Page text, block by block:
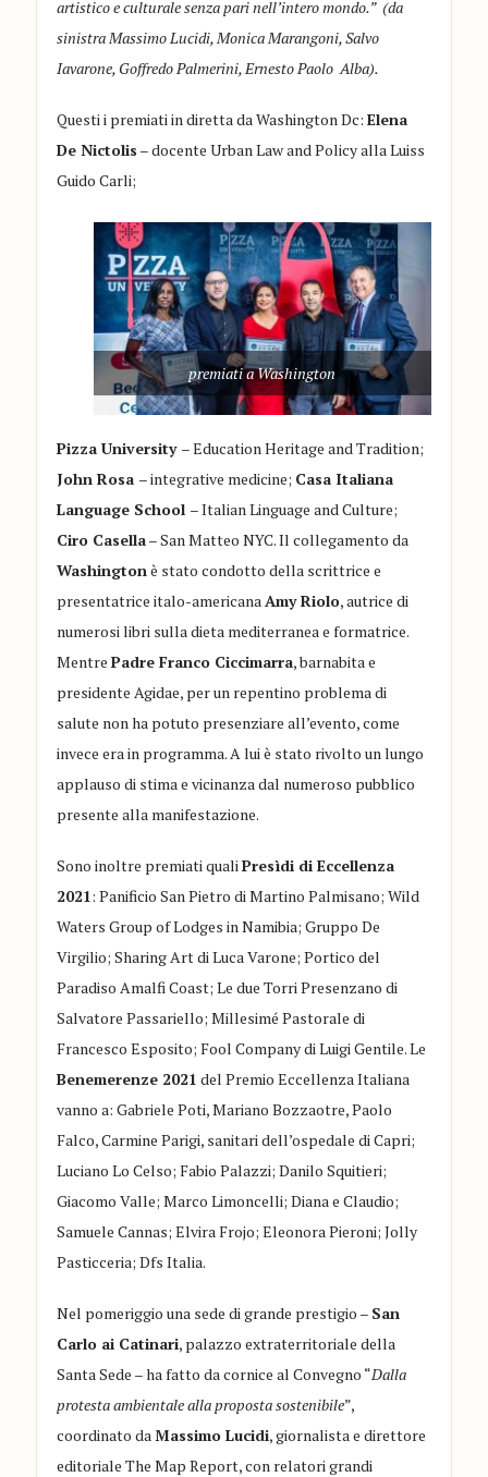
artistico e culturale senza pari nell’intero mondo.” (da
sinistra Massimo Lucidi, Monica Marangoni, Salvo
Iavarone, Goffredo Palmerini, Ernesto Paolo Alba).
Questi i premiati in diretta da Washington Dc:Elena
De Nictolis – docente Urban Law and Policy alla Luiss
Guido Carli;
premiati a Washington
Pizza University – Education Heritage and Tradition;
John Rosa – integrative medicine; Casa Italiana
Language School – Italian Linguage and Culture;
Ciro Casella– San Matteo NYC. Il collegamento da
Washingtonè stato condotto della scrittrice e
presentatrice italo-americanaAmy Riolo, autrice di
numerosi libri sulla dieta mediterranea e formatrice.
MentrePadre Franco Ciccimarra, barnabita e
presidente Agidae, per un repentino problema di
salute non ha potuto presenziare all’evento, come
invece era in programma. A lui è stato rivolto un lungo
applauso di stima e vicinanza dal numeroso pubblico
presente alla manifestazione.
Sono inoltre premiati qualiPresìdi di Eccellenza
2021: Panificio San Pietro di Martino Palmisano; Wild
Waters Group of Lodges in Namibia; Gruppo De
Virgilio; Sharing Art di Luca Varone; Portico del
Paradiso Amalfi Coast; Le due Torri Presenzano di
Salvatore Passariello; Millesimé Pastorale di
Francesco Esposito; Fool Company di Luigi Gentile. Le
Benemerenze 2021 del Premio Eccellenza Italiana
vanno a: Gabriele Poti, Mariano Bozzaotre, Paolo
Falco, Carmine Parigi, sanitari dell’ospedale di Capri;
Luciano Lo Celso; Fabio Palazzi; Danilo Squitieri;
Giacomo Valle; Marco Limoncelli; Diana e Claudio;
Samuele Cannas; Elvira Frojo; Eleonora Pieroni; Jolly
Pasticceria; Dfs Italia.
Nel pomeriggio una sede di grande prestigio – San
Carlo ai Catinari, palazzo extraterritoriale della
Santa Sede – ha fatto da cornice al Convegno “Dalla
protesta ambientale alla proposta sostenibile”,
coordinato daMassimo Lucidi, giornalista e direttore
editoriale The Map Report, con relatori grandi